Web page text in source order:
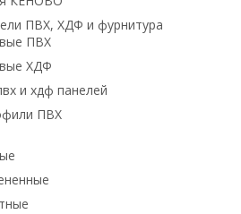
ПВХ, ХДФ и фурнитура
ПВХ
ХДФ
и хдф панелей
ПВХ